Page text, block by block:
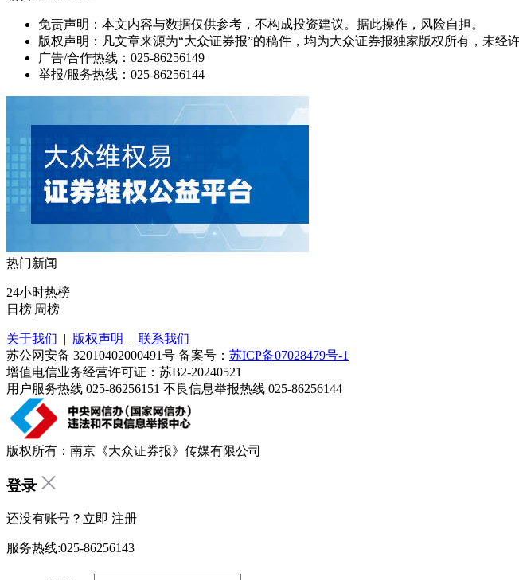
免责声明：本文内容与数据仅供参考，不构成投资建议。据此操作，风险自担。
版权声明：凡文章来源为“大众证券报”的稿件，均为大众证券报独家版权所有，未经
广告/合作热线：025-86256149
举报/服务热线：025-86256144
热门新闻
24小时热榜
日榜|周榜
关于我们 | 版权声明 | 联系我们
苏公网安备 32010402000491号 备案号： 苏ICP备07028479号-1
增值电信业务经营许可证：苏B2-20240521
用户服务热线 025-86256151 不良信息举报热线 025-86256144
版权所有：南京《大众证券报》传媒有限公司
登录
还没有账号？立即 注册
服务热线:025-86256143